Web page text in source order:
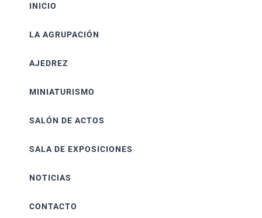
INICIO
LA AGRUPACIÓN
AJEDREZ
MINIATURISMO
SALÓN DE ACTOS
SALA DE EXPOSICIONES
NOTICIAS
CONTACTO